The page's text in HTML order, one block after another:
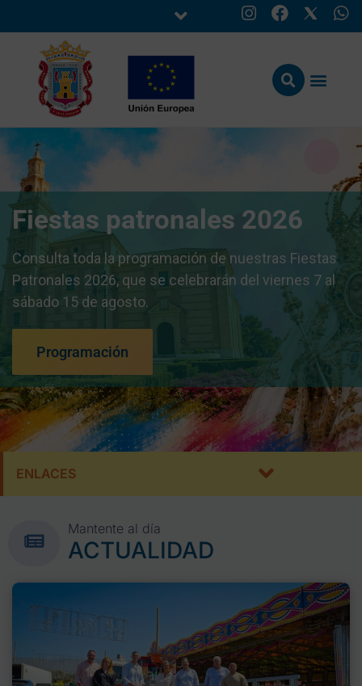
Fiestas patronales 2026
Consulta toda la programación de nuestras Fiestas
Patronales 2026, que se celebrarán del viernes 7 al
sábado 15 de agosto.
Programación
ENLACES
Mantente al día
ACTUALIDAD